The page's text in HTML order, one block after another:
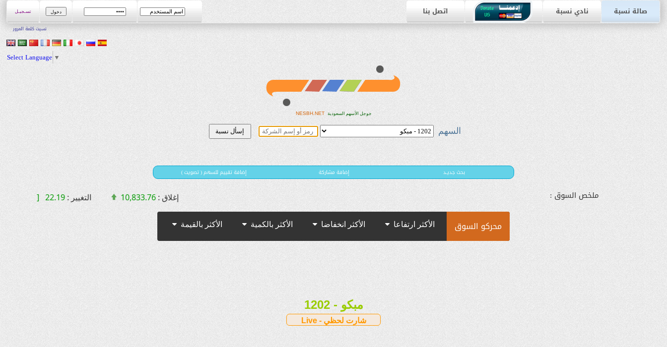
صالة نسبة نادي نسبة اتصل بنا تسـجيـل
نسيت كلمة المرور
Select Language ▼
NESBH.NET جوجل الأسهم السعودية
السهم
( إضافة تقييم للسهم ( تصويت إضافة مشاركة بحث جديـد
ملخص السوق : 10,833.76 التغيير : 22.19 [ 0.21 % ]
محركو السوق
1202 - مبكو
Live - شارت لحظي